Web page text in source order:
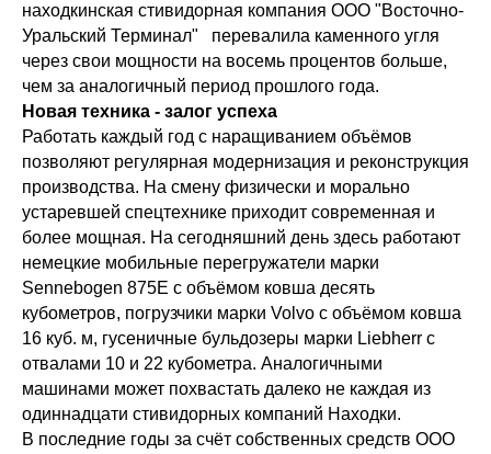
находкинская стивидорная компания ООО "Восточно-
Уральский Терминал" перевалила каменного угля
через свои мощности на восемь процентов больше,
чем за аналогичный период прошлого года.
Новая техника - залог успеха
Работать каждый год с наращиванием объёмов
позволяют регулярная модернизация и реконструкция
производства. На смену физически и морально
устаревшей спецтехнике приходит современная и
более мощная. На сегодняшний день здесь работают
немецкие мобильные перегружатели марки
Sennebogen 875Е с объёмом ковша десять
кубометров, погрузчики марки Volvo с объёмом ковша
16 куб. м, гусеничные бульдозеры марки Liebherr с
отвалами 10 и 22 кубометра. Аналогичными
машинами может похвастать далеко не каждая из
одиннадцати стивидорных компаний Находки.
В последние годы за счёт собственных средств ООО